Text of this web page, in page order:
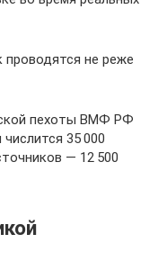
проводятся не реже
пехоты ВМФ РФ
35 000
— 12 500